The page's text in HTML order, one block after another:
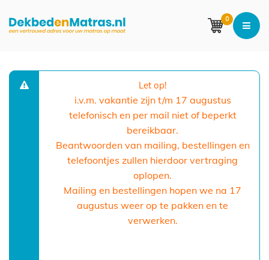
0
Let op!
i.v.m. vakantie zijn t/m 17 augustus
telefonisch en per mail niet of beperkt
bereikbaar.
Beantwoorden van mailing, bestellingen en
telefoontjes zullen hierdoor vertraging
oplopen.
Mailing en bestellingen hopen we na 17
augustus weer op te pakken en te
verwerken.